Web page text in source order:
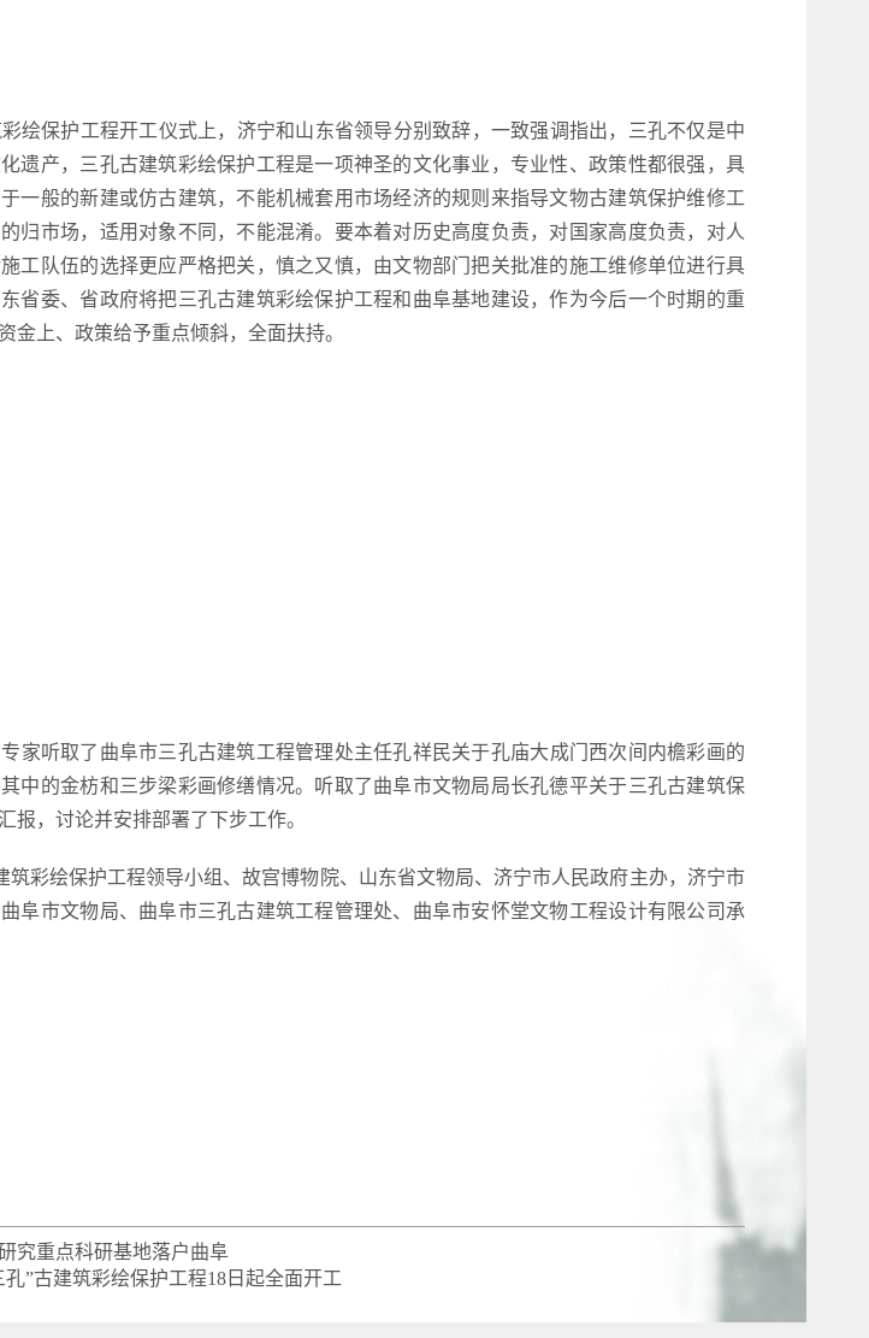
绘保护工程开工仪式上，济宁和山东省领导分别致辞，一致强调指出，三孔不仅是中
遗产，三孔古建筑彩绘保护工程是一项神圣的文化事业，专业性、政策性都很强，具
一般的新建或仿古建筑，不能机械套用市场经济的规则来指导文物古建筑保护维修工
归市场，适用对象不同，不能混淆。要本着对历史高度负责，对国家高度负责，对人
工队伍的选择更应严格把关，慎之又慎，由文物部门把关批准的施工维修单位进行具
省委、省政府将把三孔古建筑彩绘保护工程和曲阜基地建设，作为今后一个时期的重
金上、政策给予重点倾斜，全面扶持。
家听取了曲阜市三孔古建筑工程管理处主任孔祥民关于孔庙大成门西次间内檐彩画的
中的金枋和三步梁彩画修缮情况。听取了曲阜市文物局局长孔德平关于三孔古建筑保
，讨论并安排部署了下步工作。
筑彩绘保护工程领导小组、故宫博物院、山东省文物局、济宁市人民政府主办，济宁市
阜市文物局、曲阜市三孔古建筑工程管理处、曲阜市安怀堂文物工程设计有限公司承
究重点科研基地落户曲阜
”古建筑彩绘保护工程18日起全面开工